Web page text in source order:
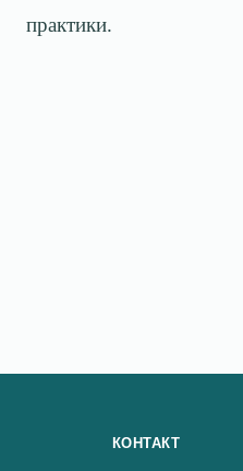
практики.
КОНТАКТ